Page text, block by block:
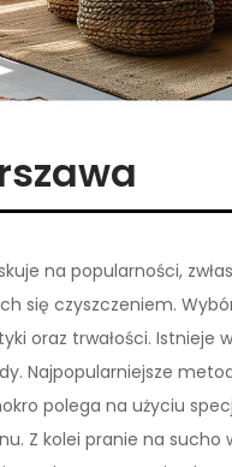
na popularności,
się czyszczeniem.
oraz trwałości. Istnieje
Najpopularniejsze
polega na użyciu
Z kolei pranie na